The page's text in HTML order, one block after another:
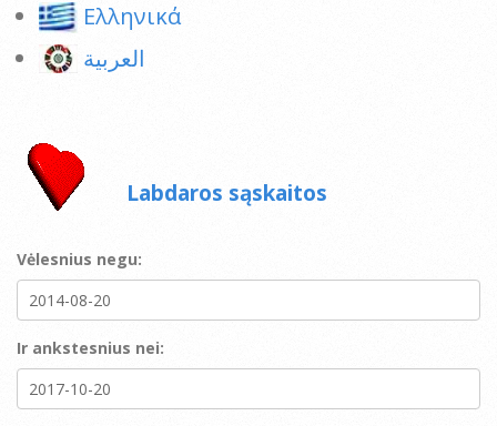
Ελληνικά
العربية
Labdaros sąskaitos
Vėlesnius negu:
Ir ankstesnius nei: